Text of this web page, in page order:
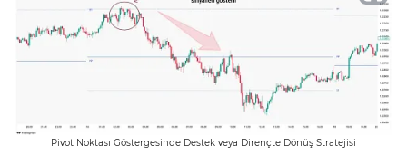
Pivot Noktası Göstergesinde Destek veya Dirençte Dönüş Stratejisi